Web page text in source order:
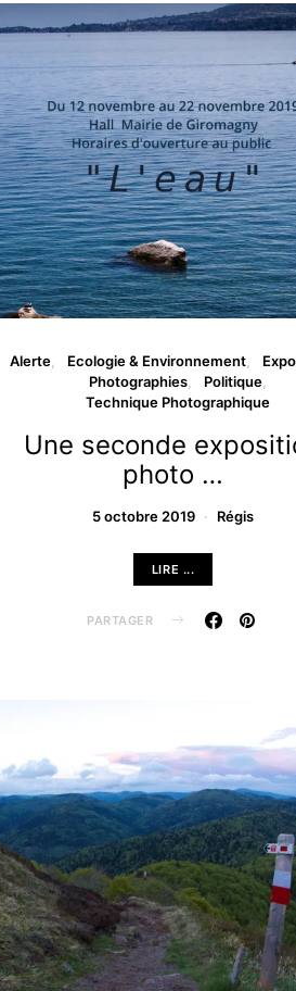
Alerte Ecologie & Environnement
Photographies
Politique
Technique Photographique
Une seconde
photo …
5 octobre 2019 Régis
LIRE ...
PARTAGER